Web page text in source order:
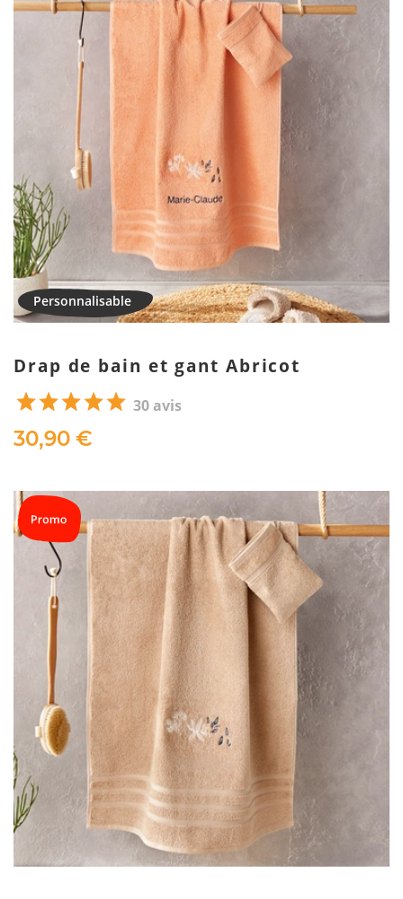
Drap de bain et gant Abricot
30 avis
30,90 €